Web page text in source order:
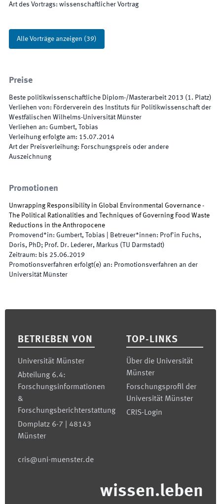
Art des Vortrags: wissenschaftlicher Vortrag
Alle Vorträge anzeigen (39)
Preise
Beste politikwissenschaftliche Diplom-/Masterarbeit 2013 (1. Platz)
Verliehen von: Förderverein des Instituts für Politikwissenschaft der
Westfälischen Wilhelms-Universität Münster
Verliehen an: Gumbert, Tobias
Verleihung erfolgte am: 15.07.2014
Art der Preisverleihung: Forschungspreis oder andere
Auszeichnung
Promotionen
Unwrapping Responsibility in Global Environmental Governance -
The Political Rationalities and Techniques of Governing Food Waste
Reductions in the Anthropocene
Promovend*in: Gumbert, Tobias Betreuer*innen: Prof'in Fuchs,
Doris, PhD; Prof. Dr. Lederer, Markus (TU Darmstadt)
Zeitraum: bis 25.06.2019
Promotionsverfahren erfolgt(e) an: Promotionsverfahren an der
Universität Münster
BETRIEBEN VON
Universität Münster
Abteilung 6.4:
Forschungsinformationen
&
Forschungsberichterstattung
Domplatz 6-7 | 48143
Münster
cris@uni-muenster.de
TOP-LINKS
Über die Universität
Münster
Forschungsprofil der
Universität Münster
CRIS-Login
wissen.leben